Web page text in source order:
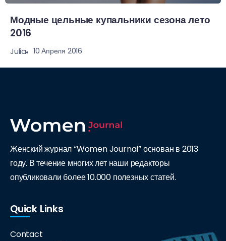
Модные цельные купальники сезона лето
2016
Julia 10 Апреля 2016
Женский журнал “Women Journal” основан в 2013
году. В течение многих лет наши редакторы
опубликовали более 10.000 полезных статей.
Quick Links
Contact